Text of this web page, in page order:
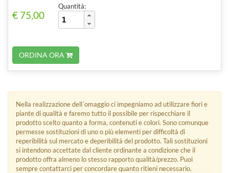
€ 75,00
Quantità:
ORDINA ORA
Nella realizzazione dell´omaggio ci impegniamo ad utilizzare fiori e
piante di qualità e faremo tutto il possibile per rispecchiare il
prodotto scelto quanto a forma, contenuti e colori. Sono comunque
permesse sostituzioni di uno o più elementi per difficoltà di
reperibilità sul mercato e deperibilità del prodotto. Tali sostituzioni
si intendono accettate dal cliente ordinante a condizione che il
prodotto offra almeno lo stesso rapporto qualità/prezzo. Puoi
sempre contattarci per concordare quanto ritieni necessario.